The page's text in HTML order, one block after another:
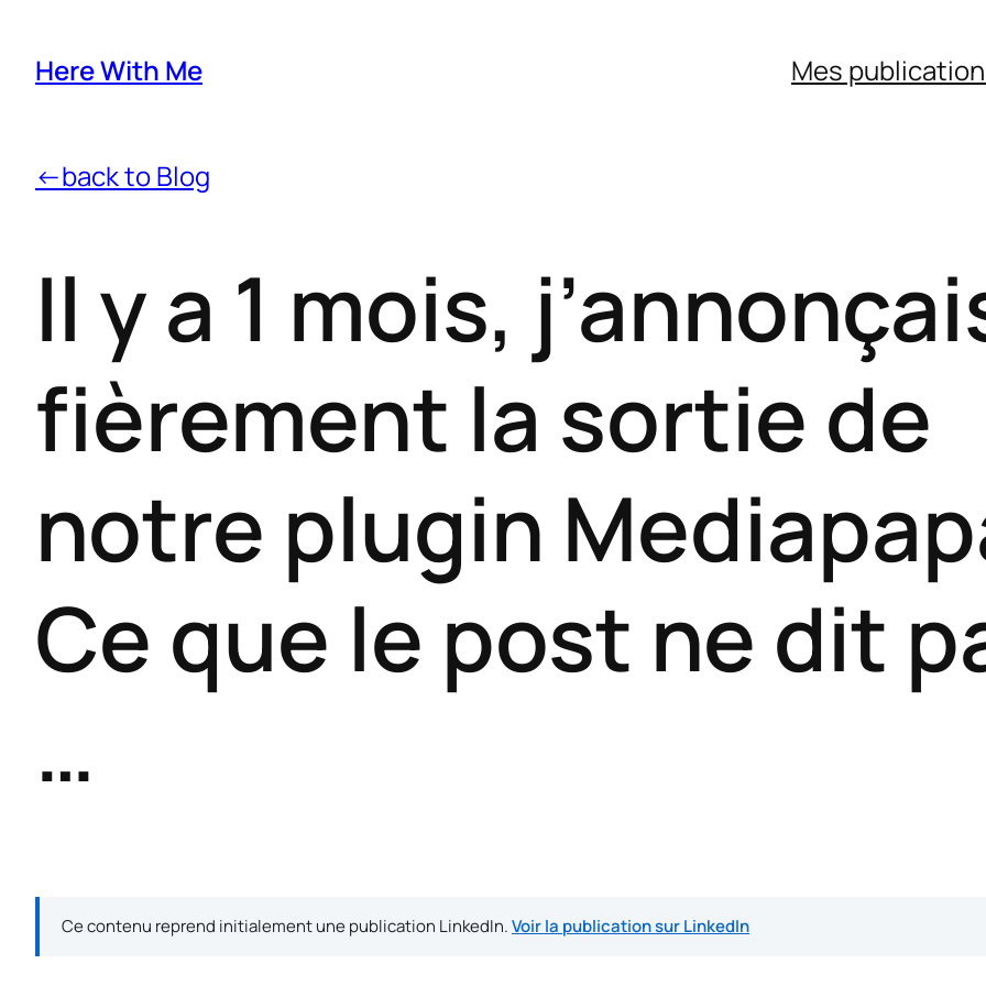
Here With Me Mes
←back to Blog
Il y a 1 mois,
fièrement la sortie de
notre plugin
Ce que le post ne dit
…
Ce contenu reprend initialement une publication LinkedIn.Voir la publication sur LinkedIn